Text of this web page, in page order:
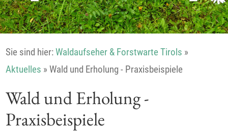
Sie sind hier:Waldaufseher & Forstwarte Tirols »
Aktuelles »Wald und Erholung - Praxisbeispiele
Wald und Erholung -
Praxisbeispiele